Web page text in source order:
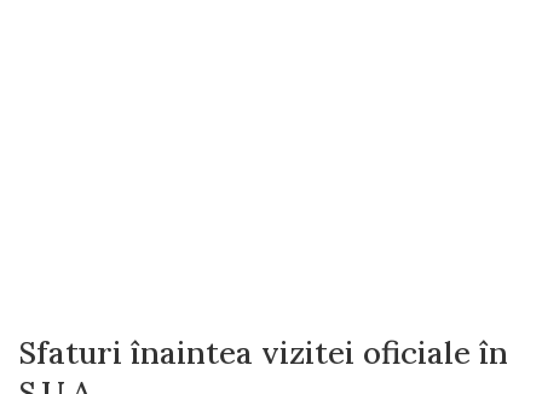
Sfaturi înaintea vizitei oficiale în